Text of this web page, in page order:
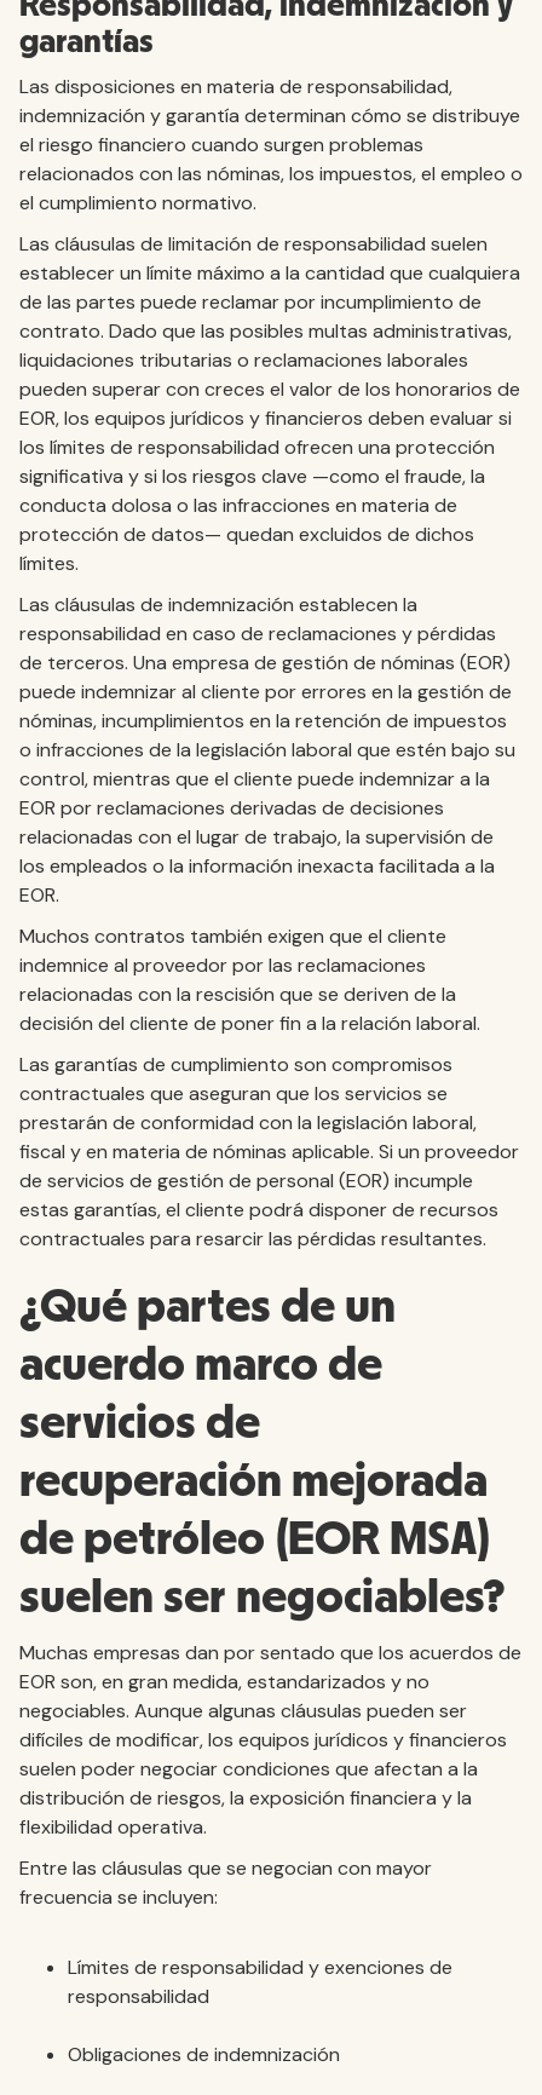
garantías
Las disposiciones en materia de responsabilidad,
indemnización y garantía determinan cómo se distribuye
el riesgo financiero cuando surgen problemas
relacionados con las nóminas, los impuestos, el empleo o
el cumplimiento normativo.
Las cláusulas de limitación de responsabilidad suelen
establecer un límite máximo a la cantidad que cualquiera
de las partes puede reclamar por incumplimiento de
contrato. Dado que las posibles multas administrativas,
liquidaciones tributarias o reclamaciones laborales
pueden superar con creces el valor de los honorarios de
EOR, los equipos jurídicos y financieros deben evaluar si
los límites de responsabilidad ofrecen una protección
significativa y si los riesgos clave —como el fraude, la
conducta dolosa o las infracciones en materia de
protección de datos— quedan excluidos de dichos
límites.
Las cláusulas de indemnización establecen la
responsabilidad en caso de reclamaciones y pérdidas
de terceros. Una empresa de gestión de nóminas (EOR)
puede indemnizar al cliente por errores en la gestión de
nóminas, incumplimientos en la retención de impuestos
o infracciones de la legislación laboral que estén bajo su
control, mientras que el cliente puede indemnizar a la
EOR por reclamaciones derivadas de decisiones
relacionadas con el lugar de trabajo, la supervisión de
los empleados o la información inexacta facilitada a la
EOR.
Muchos contratos también exigen que el cliente
indemnice al proveedor por las reclamaciones
relacionadas con la rescisión que se deriven de la
decisión del cliente de poner fin a la relación laboral.
Las garantías de cumplimiento son compromisos
contractuales que aseguran que los servicios se
prestarán de conformidad con la legislación laboral,
fiscal y en materia de nóminas aplicable. Si un proveedor
de servicios de gestión de personal (EOR) incumple
estas garantías, el cliente podrá disponer de recursos
contractuales para resarcir las pérdidas resultantes.
¿Qué partes de un
acuerdo marco de
servicios de
recuperación mejorada
de petróleo (EOR MSA)
suelen ser negociables?
Muchas empresas dan por sentado que los acuerdos de
EOR son, en gran medida, estandarizados y no
negociables. Aunque algunas cláusulas pueden ser
difíciles de modificar, los equipos jurídicos y financieros
suelen poder negociar condiciones que afectan a la
distribución de riesgos, la exposición financiera y la
flexibilidad operativa.
Entre las cláusulas que se negocian con mayor
frecuencia se incluyen:
Límites de responsabilidad y exenciones de
responsabilidad
Obligaciones de indemnización